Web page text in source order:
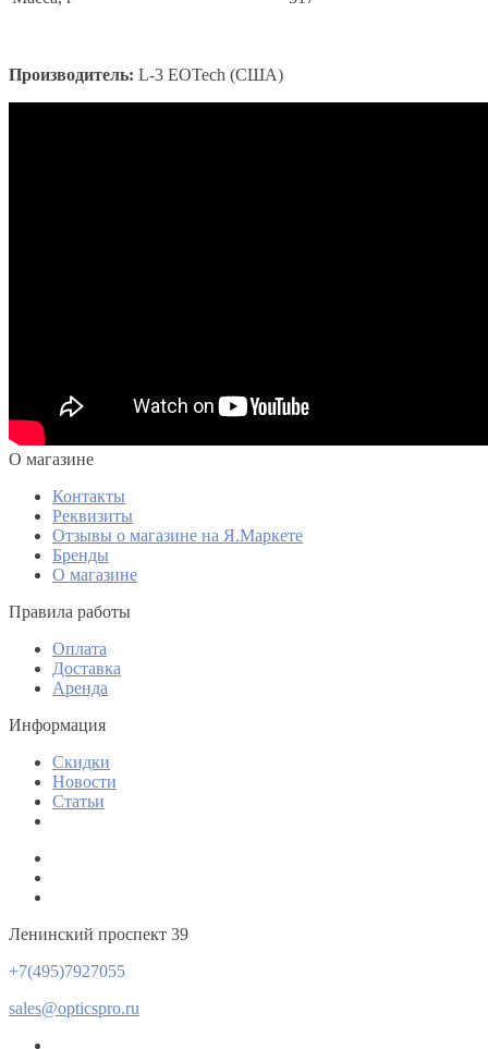
Производитель: L-3 EOTech (США)
O магазине
Контакты
Реквизиты
Отзывы о магазине на Я.Маркете
Бренды
О магазине
Правила работы
Оплата
Доставка
Аренда
Информация
Скидки
Новости
Статьи
Ленинский проспект 39
+7(495)7927055
sales@opticspro.ru